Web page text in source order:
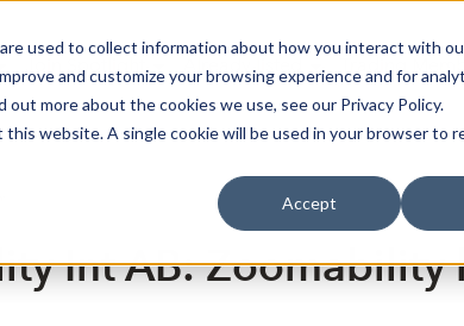
used to collect information about how you interact with
and customize your browsing experience and for
more about the cookies we use, see our Privacy Policy.
website. A single cookie will be used in your browser to
Accept
Int AB: Zoomability